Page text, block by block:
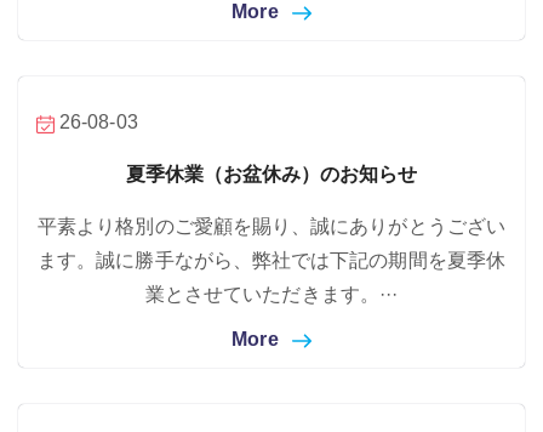
More
26-08-03
夏季休業（お盆休み）のお知らせ
平素より格別のご愛顧を賜り、誠にありがとうござい
ます。誠に勝手ながら、弊社では下記の期間を夏季休
業とさせていただきます。···
More